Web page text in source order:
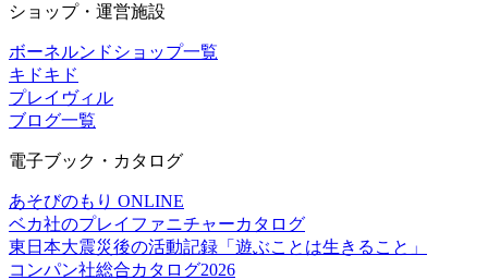
ショップ・運営施設
ボーネルンドショップ一覧
キドキド
プレイヴィル
ブログ一覧
電子ブック・カタログ
あそびのもり ONLINE
ベカ社のプレイファニチャーカタログ
東日本大震災後の活動記録「遊ぶことは生きること」
コンパン社総合カタログ2026